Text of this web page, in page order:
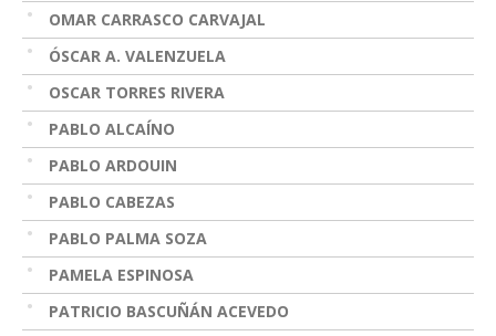
OMAR CARRASCO CARVAJAL
ÓSCAR A. VALENZUELA
OSCAR TORRES RIVERA
PABLO ALCAÍNO
PABLO ARDOUIN
PABLO CABEZAS
PABLO PALMA SOZA
PAMELA ESPINOSA
PATRICIO BASCUÑÁN ACEVEDO